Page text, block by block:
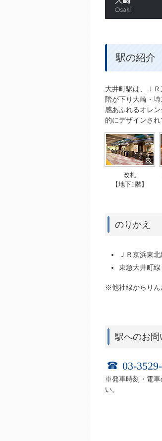
駅の紹介
大井町駅は、Ｊ
階が下り大崎・
感あふれるオレ
的にデザインされ
改札
【地下1階】
のりかえ
ＪＲ京浜東
東急大井町線
※他社線からりん
駅へのお問
03-
※発車時刻・電車
い。